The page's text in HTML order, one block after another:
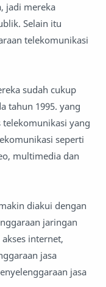
jadi mereka
Selain itu
telekomunikasi
sudah cukup
tahun 1995. yang
yang
seperti
multimedia dan
diakui dengan
jaringan
internet,
jasa
jasa